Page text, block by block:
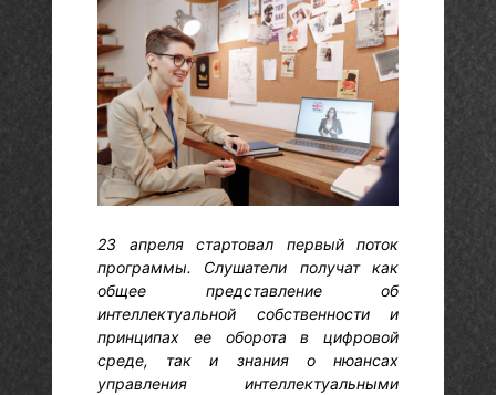
23 апреля стартовал первый поток
программы. Слушатели получат как
общее представление об
интеллектуальной собственности и
принципах ее оборота в цифровой
среде, так и знания о нюансах
управления интеллектуальными